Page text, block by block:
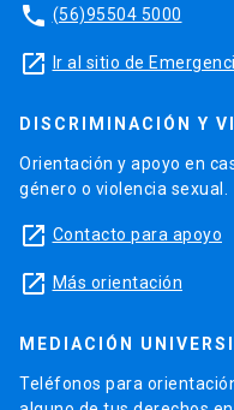
phone (56)95504 5000
launch Ir al sitio de
DISCRIMINACIÓN Y
Orientación y apoyo en
género o violencia sexual.
launch Contacto para apoyo
launch Más orientación
MEDIACIÓN
Teléfonos para